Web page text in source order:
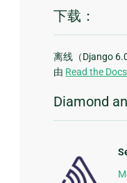
下载：
离线（Django
由 Read the
Diamond